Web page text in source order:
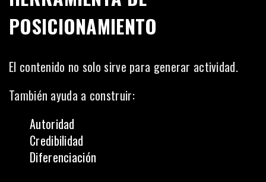
POSICIONAMIENTO
El contenido no solo sirve para generar actividad.
También ayuda a construir:
Autoridad
Credibilidad
Diferenciación